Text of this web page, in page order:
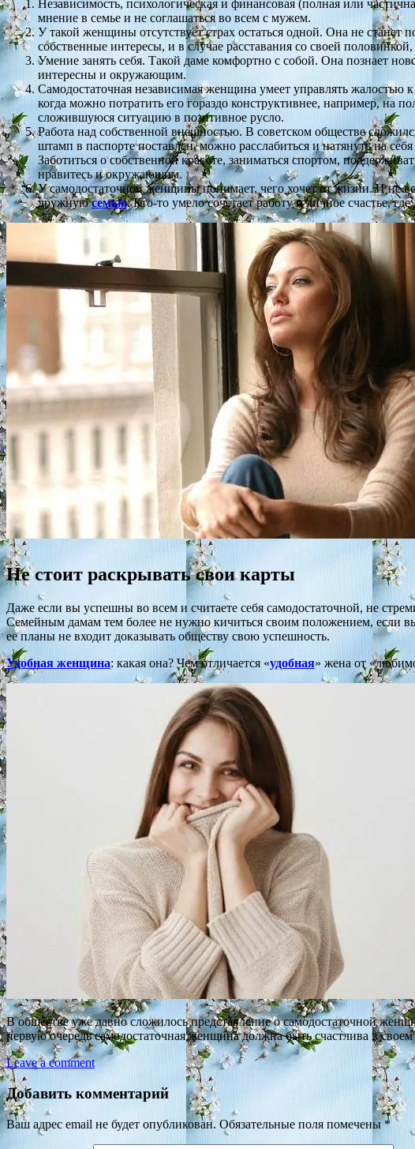
Независимость, психологическая и финансовая (полная или
мнение в семье и не соглашаться во всем с мужем.
У такой женщины отсутствует страх остаться одной. Она не
собственные интересы, и в случае расставания со своей
Умение занять себя. Такой даме комфортно с собой. Она познает
интересны и окружающим.
Самодостаточная независимая женщина умеет управлять
когда можно потратить его гораздо конструктивнее, например, на
сложившуюся ситуацию в позитивное русло.
Работа над собственной внешностью. В советском обществе
штамп в паспорте поставлен, можно расслабиться и натянуть на
Заботиться о собственной красоте, заниматься спортом,
нравитесь и окружающим.
У самодостаточной женщины понимает, чего хочет от жизни. И не
дружнуюсемью. Кто-то умело сочетает работу и личное счастье,
Не стоит раскрывать свои карты
Даже если вы успешны во всем и считаете себя самодостаточной, не
Семейным дамам тем более не нужно кичиться своим положением, если
ее планы не входит доказывать обществу свою успешность.
Удобная женщина: какая она? Чем отличается «удобная» жена от
В обществе уже давно сложилось представление о самодостаточной
первую очередь самодостаточная женщина должна быть счастлива в
Leave a comment
Добавить комментарий
Ваш адрес email не будет опубликован. Обязательные поля помечены*